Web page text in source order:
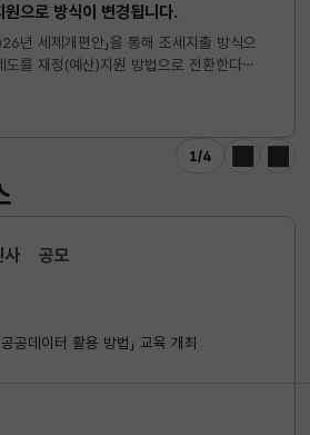
으로 방식이 변경됩니다.
년 세제개편안」을 통해 조세지출 방식으
를 재정(예산)지원 방법으로 전환한다고
1/4
이전 다음
공데이터 활용 방법」 교육 개최
사 공모